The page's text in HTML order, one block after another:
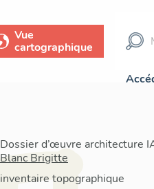
Vue
cartographique
Dossier d’œuvre architecture
Blanc Brigitte
inventaire topographique